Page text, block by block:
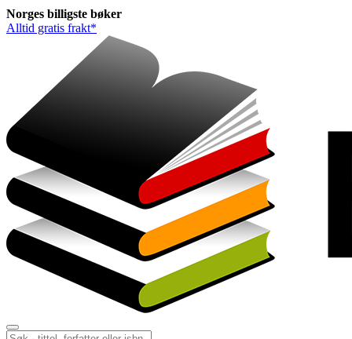
Norges billigste bøker
Alltid gratis frakt*